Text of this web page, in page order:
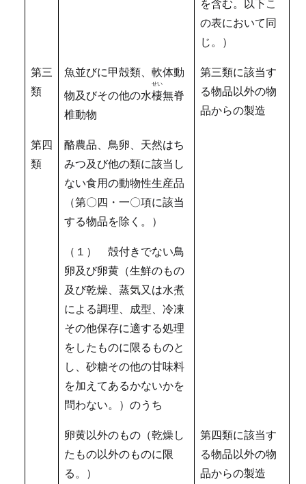
の表において同
じ。）
第三
類
魚並びに甲殻類、軟体動
物及びその他の水棲
せい
無脊
椎動物
第三類に該当す
る物品以外の物
品からの製造
第四
類
酪農品、鳥卵、天然はち
みつ及び他の類に該当し
ない食用の動物性生産品
（第〇四・一〇項に該当
する物品を除く。）
（１） 殻付きでない鳥
卵及び卵黄（生鮮のもの
及び乾燥、蒸気又は水煮
による調理、成型、冷凍
その他保存に適する処理
をしたものに限るものと
し、砂糖その他の甘味料
を加えてあるかないかを
問わない。）のうち
卵黄以外のもの（乾燥し
たもの以外のものに限
る。）
第四類に該当す
る物品以外の物
品からの製造